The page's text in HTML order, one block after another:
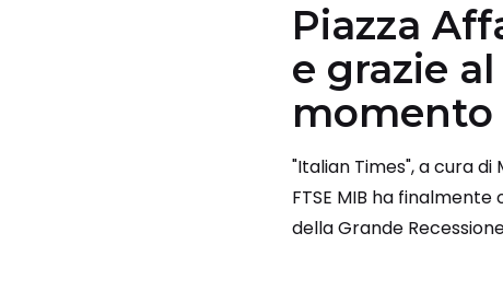
Piazza
e grazie
momento
"Italian Times", a cura
FTSE MIB ha
della Grande